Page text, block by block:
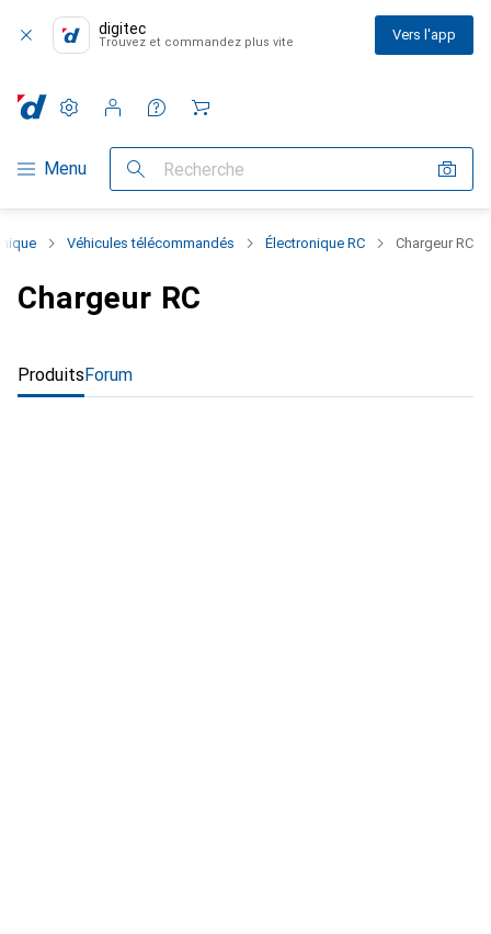
digitec
Trouvez et commandez plus vite Vers l'app
Navigation par catégorie
Menu Recherche
Paramètres
Compte client
Listes de comparaison
Listes d'envies
Panier
Véhicules télécommandés Électronique RC Chargeur RC
Chargeur RC
ProduitsForum